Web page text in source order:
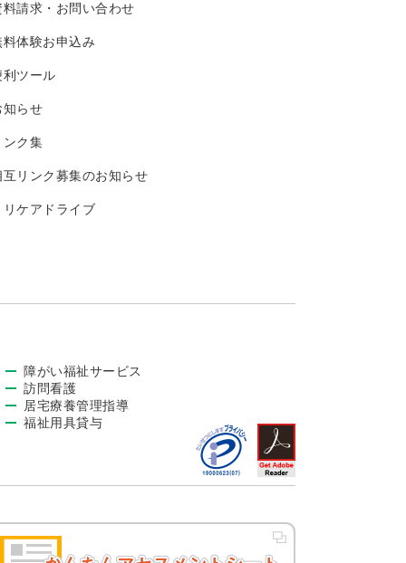
料請求・お問い合わせ
料体験お申込み
利ツール
知らせ
ンク集
互リンク募集のお知らせ
リケアドライブ
障がい福祉サービス
訪問看護
居宅療養管理指導
福祉用具貸与